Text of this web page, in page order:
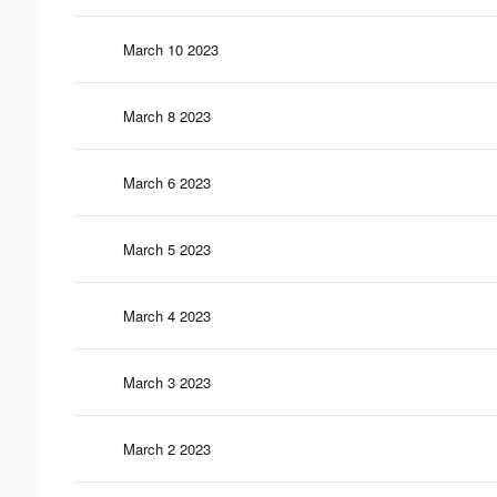
March 10 2023
March 8 2023
March 6 2023
March 5 2023
March 4 2023
March 3 2023
March 2 2023